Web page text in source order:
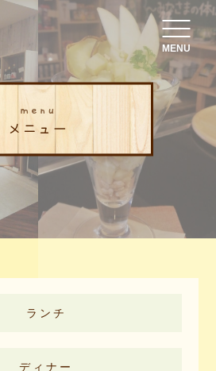
MENU
menu
メニュー
ランチ
ディナー